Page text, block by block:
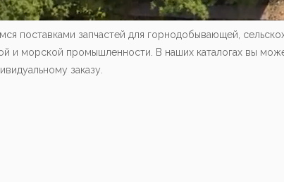
поставками запчастей для горнодобывающей,
и морской промышленности. В наших каталогах вы
заказу.